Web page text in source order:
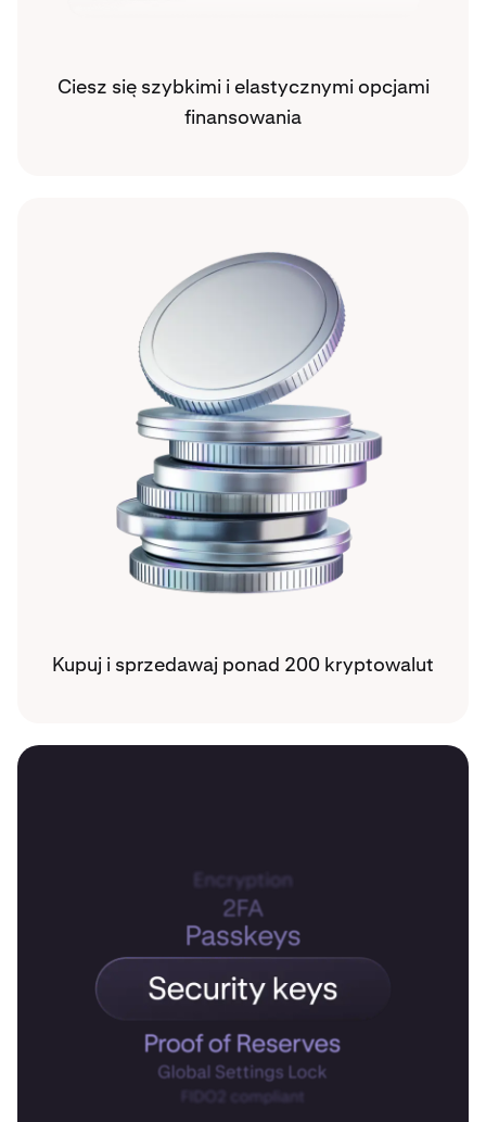
Ciesz się szybkimi i elastycznymi opcjami
finansowania
Kupuj i sprzedawaj ponad 200 kryptowalut